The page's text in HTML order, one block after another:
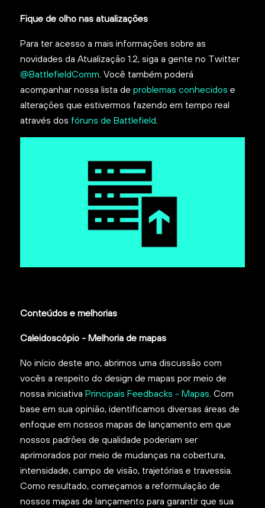
Fique de olho nas atualizações
Para ter acesso a mais informações sobre as
novidades da Atualização 1.2, siga a gente no Twitter
@BattlefieldComm. Você também poderá
acompanhar nossa lista de problemas conhecidos e
alterações que estivermos fazendo em tempo real
através dos fóruns de Battlefield.
Conteúdos e melhorias
Caleidoscópio - Melhoria de mapas
No início deste ano, abrimos uma discussão com
vocês a respeito do design de mapas por meio de
nossa iniciativa Principais Feedbacks - Mapas. Com
base em sua opinião, identificamos diversas áreas de
enfoque em nossos mapas de lançamento em que
nossos padrões de qualidade poderiam ser
aprimorados por meio de mudanças na cobertura,
intensidade, campo de visão, trajetórias e travessia.
Como resultado, começamos a reformulação de
nossos mapas de lançamento para garantir que sua